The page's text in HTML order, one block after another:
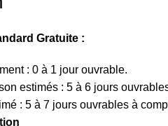
Gratuite :
: 0 à 1 jour ouvrable.
estimés : 5 à 6 jours
: 5 à 7 jours ouvrables à